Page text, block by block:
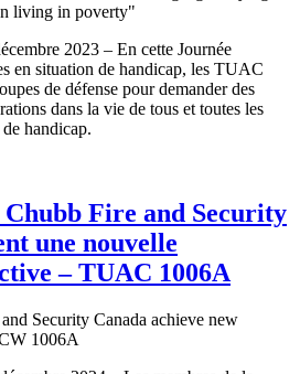
2023 – En cette Journée
en situation de handicap, les TUAC
de défense pour demander des
dans la vie de tous et toutes les
handicap.
Chubb Fire and Security
une nouvelle
– TUAC 1006A